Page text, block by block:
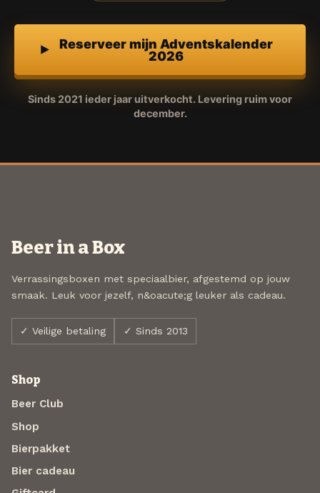
Reserveer mijn Adventskalender
2026
Sinds 2021 ieder jaar uitverkocht. Levering ruim voor
december.
Beer in a Box
Verrassingsboxen met speciaalbier, afgestemd op jouw
smaak. Leuk voor jezelf, n&oacute;g leuker als cadeau.
✓ Veilige betaling ✓ Sinds 2013
Shop
Beer Club
Shop
Bierpakket
Bier cadeau